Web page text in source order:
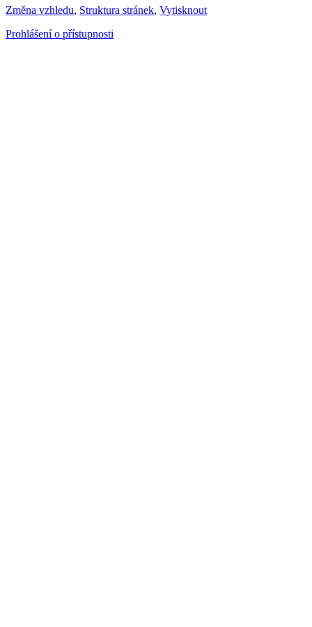
Změna vzhledu, Struktura stránek, Vytisknout
Prohlášení o přístupnosti